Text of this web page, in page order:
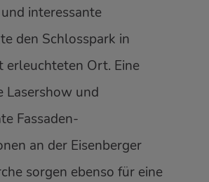
interessante
den Schlosspark in
erleuchteten Ort. Eine
Lasershow und
Fassaden-
an der Eisenberger
sorgen ebenso für eine